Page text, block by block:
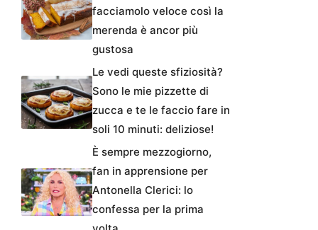
facciamolo veloce così la
merenda è ancor più
gustosa
Le vedi queste sfiziosità?
Sono le mie pizzette di
zucca e te le faccio fare in
soli 10 minuti: deliziose!
È sempre mezzogiorno,
fan in apprensione per
Antonella Clerici: lo
confessa per la prima